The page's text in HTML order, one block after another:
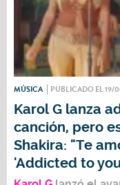
MÚSICA PUBLICADO EL 19/
Karol G lanza
canción, pero
Shakira: "Te
'Addicted to